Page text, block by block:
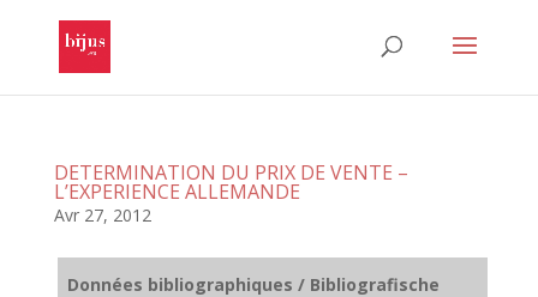
DETERMINATION DU PRIX DE VENTE –
L’EXPERIENCE ALLEMANDE
Avr 27, 2012
Données bibliographiques / Bibliografische